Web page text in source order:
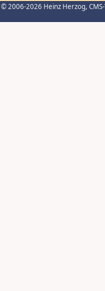
© 2006-2026 Heinz Herzog,